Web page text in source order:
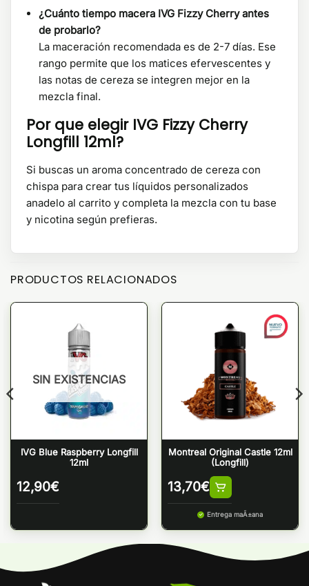
¿Cuánto tiempo macera IVG Fizzy Cherry antes
de probarlo?
La maceración recomendada es de 2-7 días. Ese
rango permite que los matices efervescentes y
las notas de cereza se integren mejor en la
mezcla final.
Por que elegir IVG Fizzy Cherry
Longfill 12ml?
Si buscas un aroma concentrado de cereza con
chispa para crear tus líquidos personalizados
anadelo al carrito y completa la mezcla con tu base
y nicotina según prefieras.
PRODUCTOS RELACIONADOS
SIN EXISTENCIAS
IVG Blue Raspberry Longfill
12ml
12,90€
Montreal Original Castle 12ml
(Longfill)
13,70€
Entrega maÃ±ana